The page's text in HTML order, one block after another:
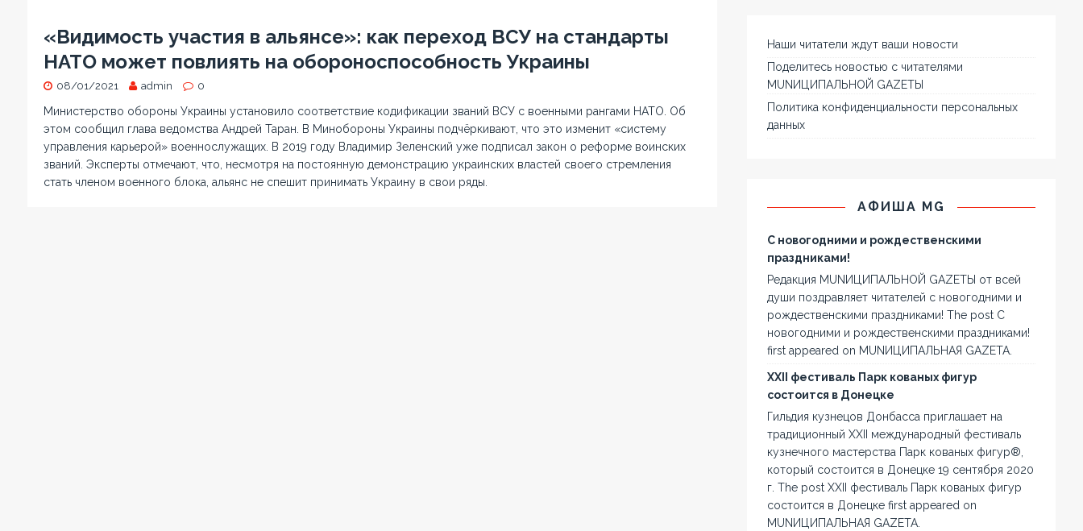
«Видимость участия в альянсе»: как переход ВСУ на стандарты
НАТО может повлиять на обороноспособность Украины
08/01/2021 admin 0
Министерство обороны Украины установило соответствие кодификации званий ВСУ с военными рангами НАТО. Об
этом сообщил глава ведомства Андрей Таран. В Минобороны Украины подчёркивают, что это изменит «систему
управления карьерой» военнослужащих. В 2019 году Владимир Зеленский уже подписал закон о реформе воинских
званий. Эксперты отмечают, что, несмотря на постоянную демонстрацию украинских властей своего стремления
стать членом военного блока, альянс не спешит принимать Украину в свои ряды.
Наши читатели ждут ваши новости
Поделитесь новостью с читателями
MUNИЦИПАЛЬНОЙ GAZЕТЫ
Политика конфиденциальности персональных
данных
АФИША MG
С новогодними и рождественскими
праздниками!
Редакция MUNИЦИПАЛЬНОЙ GAZЕТЫ от всей
души поздравляет читателей с новогодними и
рождественскими праздниками! The post С
новогодними и рождественскими праздниками!
first appeared on MUNИЦИПАЛЬНАЯ GAZЕТА.
XXII фестиваль Парк кованых фигур
состоится в Донецке
Гильдия кузнецов Донбасса приглашает на
традиционный XXII международный фестиваль
кузнечного мастерства Парк кованых фигур®,
который состоится в Донецке 19 сентября 2020
г. The post XXII фестиваль Парк кованых фигур
состоится в Донецке first appeared on
MUNИЦИПАЛЬНАЯ GAZЕТА.